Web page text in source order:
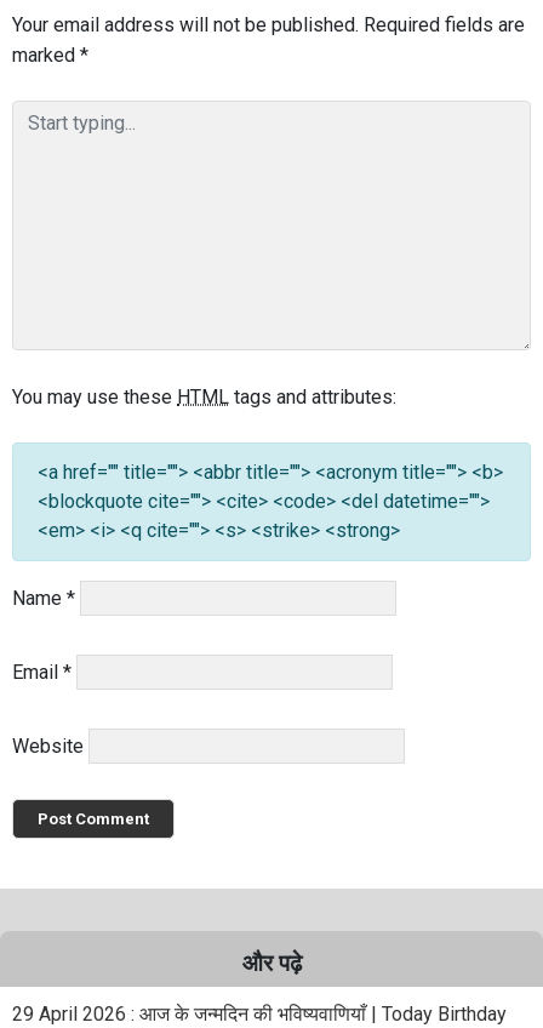
Your email address will not be published. Required fields are
marked *
You may use these HTML tags and attributes:
<a href="" title=""> <abbr title=""> <acronym title=""> <b>
<blockquote cite=""> <cite> <code> <del datetime="">
<em> <i> <q cite=""> <s> <strike> <strong>
Name *
Email *
Website
और पढ़े
29 April 2026 : आज के जन्मदिन की भविष्यवाणियाँ | Today Birthday